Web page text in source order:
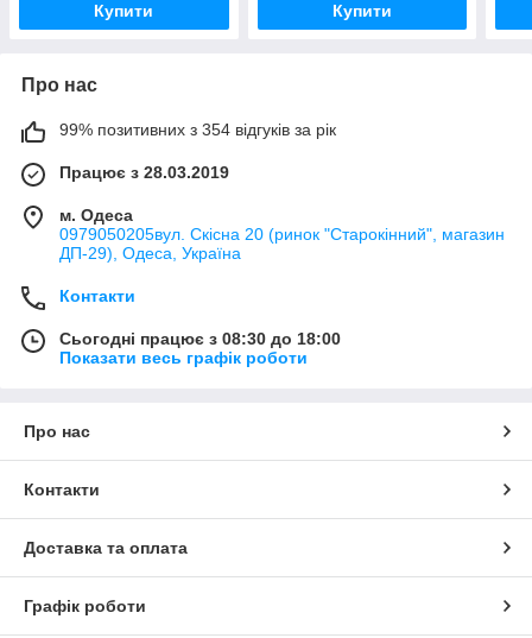
Купити Купити
Про нас
99% позитивних з 354 відгуків за рік
Працює з 28.03.2019
м. Одеса
0979050205вул. Скісна 20 (ринок "Старокінний", магазин
ДП-29), Одеса, Україна
Контакти
Сьогодні працює з 08:30 до 18:00
Показати весь графік роботи
Про нас
Контакти
Доставка та оплата
Графік роботи